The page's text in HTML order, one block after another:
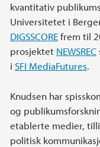
kvantitativ
Universitetet i
DIGSSCOREfrem til
prosjektet NEWSREC
i SFI MediaFutures.
Knudsen har
og
etablerte medier,
politisk